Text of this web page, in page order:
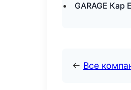
GARAGE
← Все